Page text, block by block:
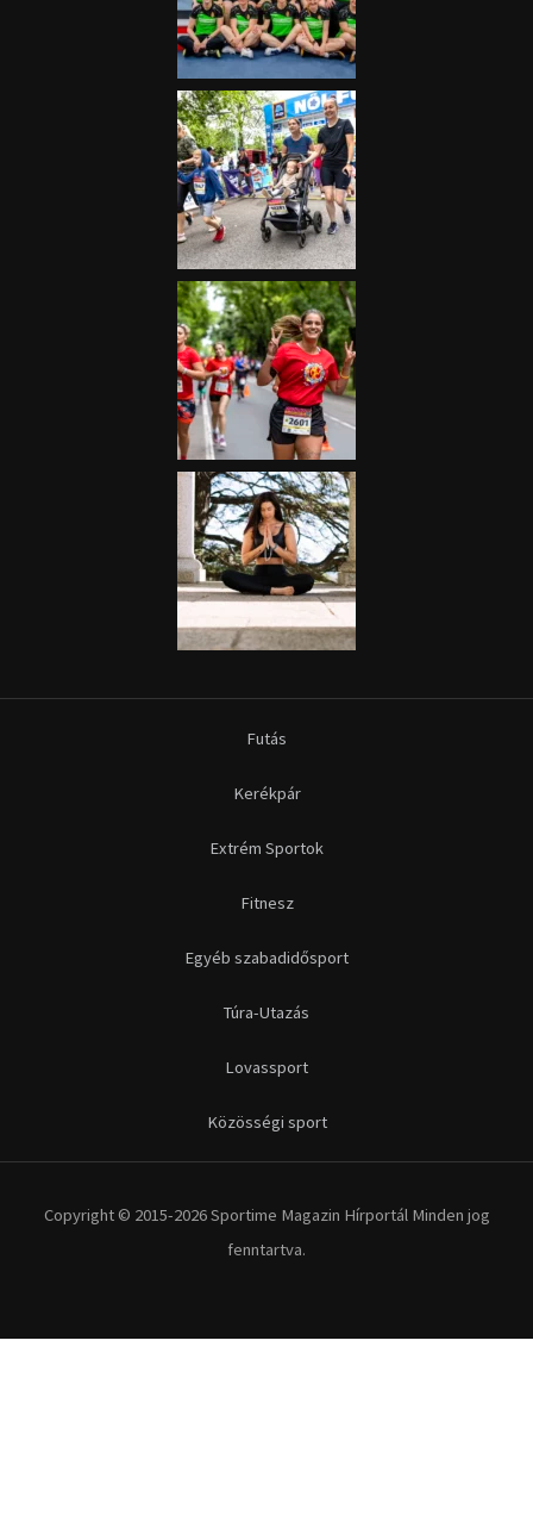
Futás
Kerékpár
Extrém Sportok
Fitnesz
Egyéb szabadidősport
Túra-Utazás
Lovassport
Közösségi sport
Copyright © 2015-2026 Sportime Magazin Hírportál Minden jog
fenntartva.